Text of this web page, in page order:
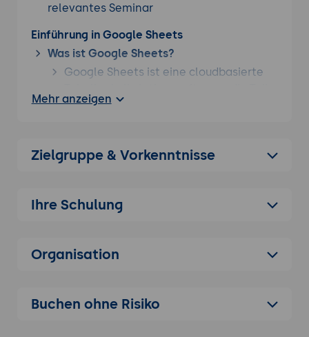
relevantes Seminar
Einführung in Google Sheets
Was ist Google Sheets?
Google Sheets ist eine cloudbasierte
der Google Workspace Suite ist. Sie
in Echtzeit.
Echtzeit-Zusammenarbeit und
gleichzeitiges Bearbeiten von
Automatische Speicherung und
Diensten und Drittanbieter-Apps.
Mehr anzeigen
Zielgruppe & Vorkenntnisse
Ihre Schulung
Organisation
Buchen ohne Risiko